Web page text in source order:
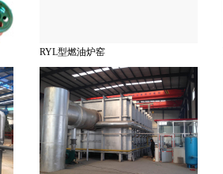
RYL型燃油炉窑